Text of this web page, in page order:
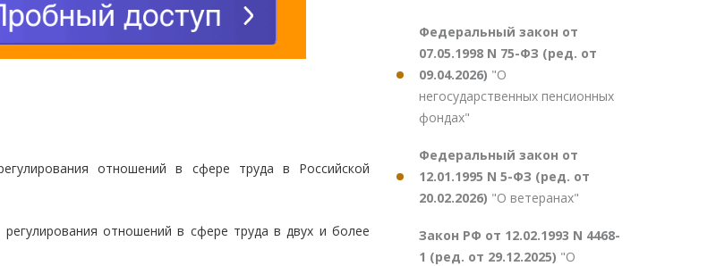
отношений в сфере труда в Российской
отношений в сфере труда в двух и более
Федеральный закон от
07.05.1998 N 75-ФЗ (ред. от
09.04.2026) "О
негосударственных пенсионных
фондах"
Федеральный закон от
12.01.1995 N 5-ФЗ (ред. от
20.02.2026) "О ветеранах"
Закон РФ от 12.02.1993 N 4468-
1 (ред. от 29.12.2025) "О